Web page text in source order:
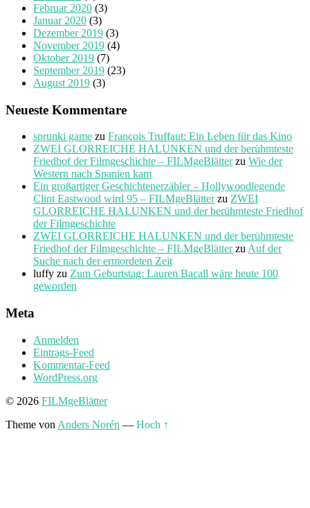
Februar 2020 (3)
Januar 2020 (3)
Dezember 2019 (3)
November 2019 (4)
Oktober 2019 (7)
September 2019 (23)
August 2019 (3)
Neueste Kommentare
sprunki game zu François Truffaut: Ein Leben für das Kino
ZWEI GLORREICHE HALUNKEN und der berühmteste
Friedhof der Filmgeschichte – FILMgeBlätterzu Wie der
Western nach Spanien kam
Ein großartiger Geschichtenerzähler – Hollywoodlegende
Clint Eastwood wird 95 – FILMgeBlätterzu ZWEI
GLORREICHE HALUNKEN und der berühmteste Friedhof
der Filmgeschichte
ZWEI GLORREICHE HALUNKEN und der berühmteste
Friedhof der Filmgeschichte – FILMgeBlätterzu Auf der
Suche nach der ermordeten Zeit
luffy zu Zum Geburtstag: Lauren Bacall wäre heute 100
geworden
Meta
Anmelden
Eintrags-Feed
Kommentar-Feed
WordPress.org
© 2026 FILMgeBlätter
Theme von Anders Norén — Hoch ↑